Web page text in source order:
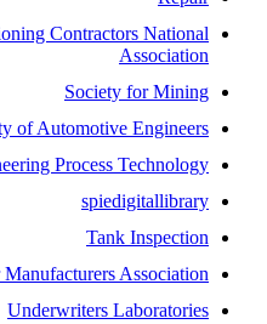
Contractors National
Association
Society for Mining
of Automotive Engineers
Process Technology
spiedigitallibrary
Tank Inspection
Association
Underwriters Laboratories